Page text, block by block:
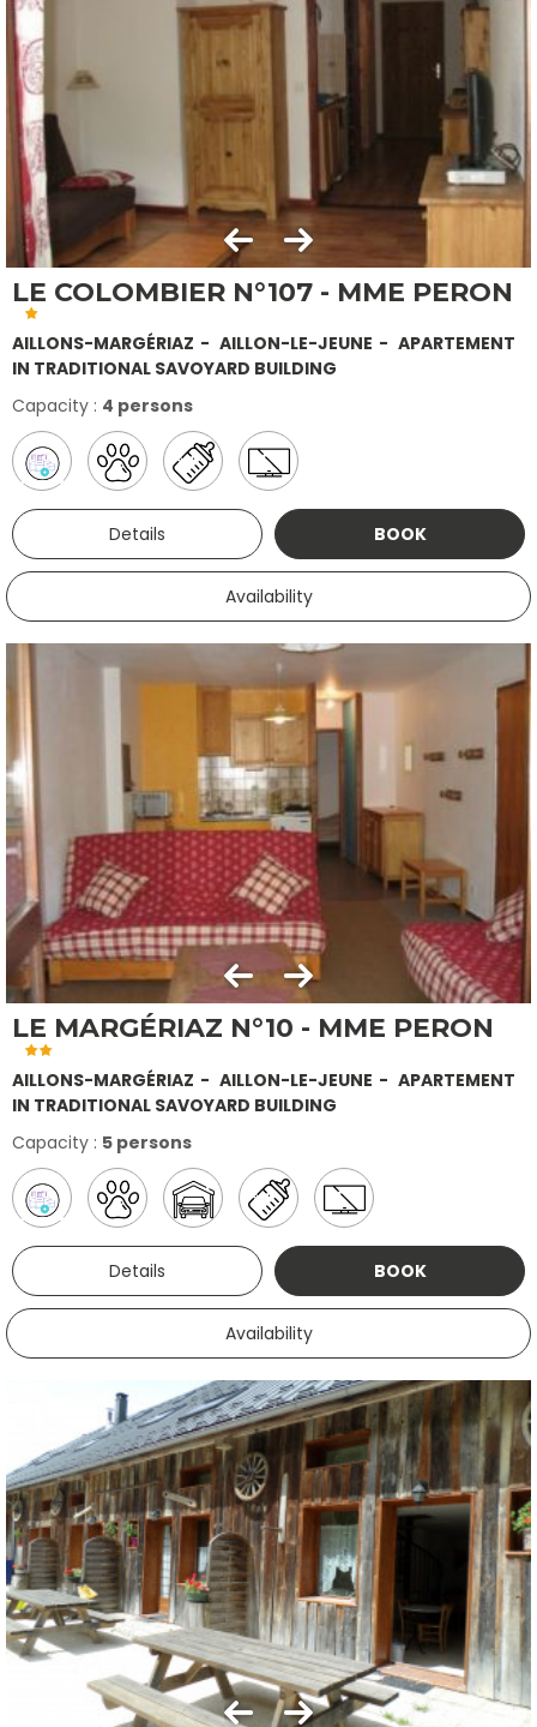
LE COLOMBIER N°107 - MME PERON
AILLONS-MARGÉRIAZ AILLON-LE-JEUNE
APARTEMENT
IN TRADITIONAL SAVOYARD BUILDING
Capacity : 4 persons
Details BOOK
Availability
LE MARGÉRIAZ N°10 - MME PERON
AILLONS-MARGÉRIAZ AILLON-LE-JEUNE
APARTEMENT
IN TRADITIONAL SAVOYARD BUILDING
Capacity : 5 persons
Details BOOK
Availability